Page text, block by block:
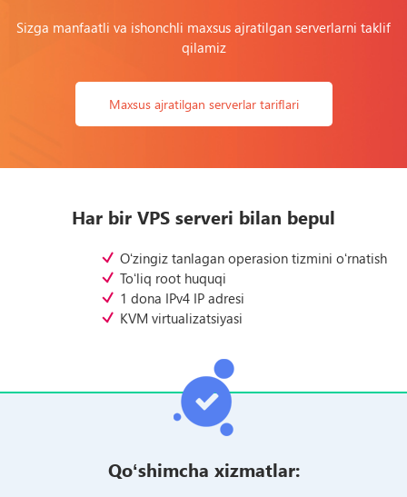
Sizga manfaatli va ishonchli maxsus ajratilgan serverlarni taklif
qilamiz
Maxsus ajratilgan serverlar tarifIari
Har bir VPS serveri bilan bepul
Oʻzingiz tanlagan оperasion tizmini oʻrnatish
Toʻliq root huquqi
1 dona IPv4 IP adresi
KVM virtualizatsiyasi
Qoʻshimcha xizmatlar: